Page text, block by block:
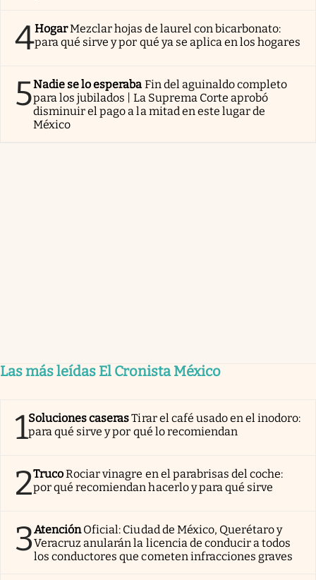
4HogarMezclar hojas de laurel con bicarbonato:
para qué sirve y por qué ya se aplica en los hogares
5Nadie se lo esperaba Fin del aguinaldo completo
para los jubilados | La Suprema Corte aprobó
disminuir el pago a la mitad en este lugar de
México
Las más leídas El Cronista México
1Soluciones caserasTirar el café usado en el inodoro:
para qué sirve y por qué lo recomiendan
2TrucoRociar vinagre en el parabrisas del coche:
por qué recomiendan hacerlo y para qué sirve
3AtenciónOficial: Ciudad de México, Querétaro y
Veracruz anularán la licencia de conducir a todos
los conductores que cometen infracciones graves